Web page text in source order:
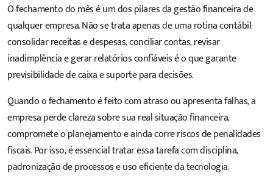
O fechamento do mês é um dos pilares da gestão financeira de
qualquer empresa. Não se trata apenas de uma rotina contábil:
consolidar receitas e despesas, conciliar contas, revisar
inadimplência e gerar relatórios confiáveis é o que garante
previsibilidade de caixa e suporte para decisões.
Quando o fechamento é feito com atraso ou apresenta falhas, a
empresa perde clareza sobre sua real situação financeira,
compromete o planejamento e ainda corre riscos de penalidades
fiscais. Por isso, é essencial tratar essa tarefa com disciplina,
padronização de processos e uso eficiente da tecnologia.